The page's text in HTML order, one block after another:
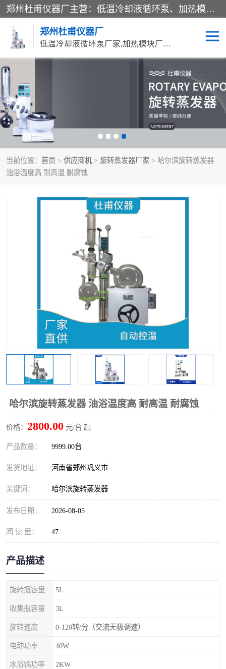
郑州杜甫仪器厂主营：低温冷却液循环泵、加热模块、水热合成反应釜、水油浴锅、旋转蒸发器、循环水真空泵等产品。郑州杜甫仪器厂在众多的教学仪器行业中依靠科技力量扬长避短、迅速发展，成为国家教委*生产教学仪器的厂家，产品具有国内良好水平，主导产品通过ISO9002质量认证。
郑州杜甫仪器厂
低温冷却液循环泵厂家,加热模块厂家,水热合成反应釜厂家,水油浴锅厂家,旋转蒸发器厂家
当前位置： 首页 > 供应商机 > 旋转蒸发器厂家 > 哈尔滨旋转蒸发器
油浴温度高 耐高温 耐腐蚀
哈尔滨旋转蒸发器 油浴温度高 耐高温 耐腐蚀
价格： 2800.00 元/台 起
产品数量： 9999.00台
发货地址： 河南省郑州巩义市
关键词： 哈尔滨旋转蒸发器
发布日期： 2026-08-05
阅 读 量： 47
产品描述
旋转瓶容量 5L
收集瓶容量 3L
旋转速度 0-120转/分（交流无极调速）
电动功率 40W
水浴锅功率 2KW
循环水真空泵厂家 水热合成反应釜厂家
低温冷却液循环泵厂家 加热模块厂家
水油浴锅厂家 气流烘干器
旋转蒸发器厂家 双层玻璃反应釜10L
五抽头循环水真空泵
多功能油浴锅
电动搅拌器
加热模块